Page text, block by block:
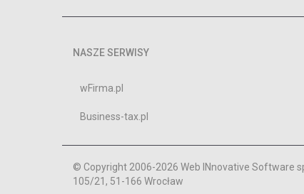
NASZE SERWISY
wFirma.pl
Business-tax.pl
© Copyright 2006-2026 Web INnovative Software
105/21, 51-166 Wrocław